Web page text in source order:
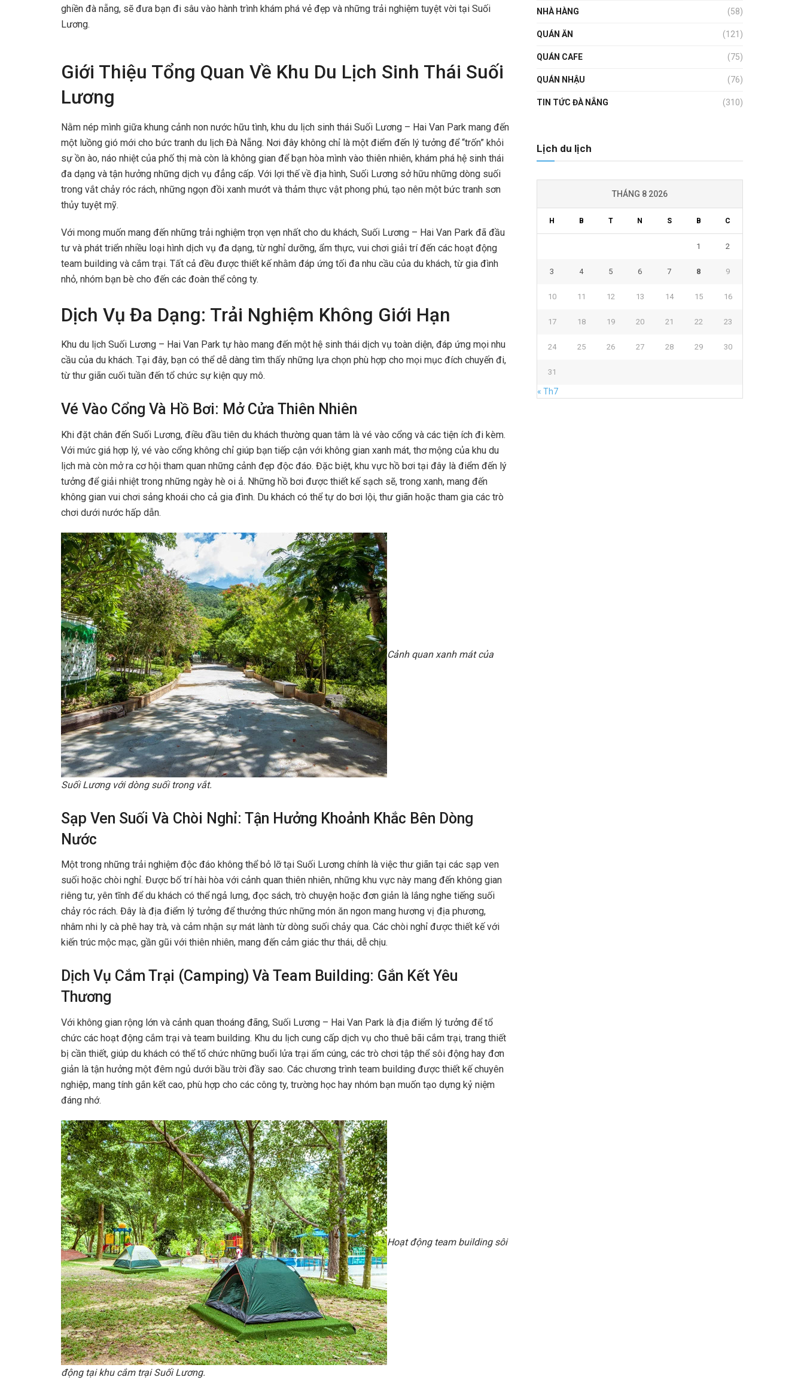
ghiền đà nẵng, sẽ đưa bạn đi sâu vào hành trình khám phá vẻ đẹp và những trải nghiệm tuyệt vời tại Suối
Lương.
Giới Thiệu Tổng Quan Về Khu Du Lịch Sinh Thái Suối
Lương
Nằm nép mình giữa khung cảnh non nước hữu tình, khu du lịch sinh thái Suối Lương – Hai Van Park mang đến
một luồng gió mới cho bức tranh du lịch Đà Nẵng. Nơi đây không chỉ là một điểm đến lý tưởng để “trốn” khỏi
sự ồn ào, náo nhiệt của phố thị mà còn là không gian để bạn hòa mình vào thiên nhiên, khám phá hệ sinh thái
đa dạng và tận hưởng những dịch vụ đẳng cấp. Với lợi thế về địa hình, Suối Lương sở hữu những dòng suối
trong vắt chảy róc rách, những ngọn đồi xanh mướt và thảm thực vật phong phú, tạo nên một bức tranh sơn
thủy tuyệt mỹ.
Với mong muốn mang đến những trải nghiệm trọn vẹn nhất cho du khách, Suối Lương – Hai Van Park đã đầu
tư và phát triển nhiều loại hình dịch vụ đa dạng, từ nghỉ dưỡng, ẩm thực, vui chơi giải trí đến các hoạt động
team building và cắm trại. Tất cả đều được thiết kế nhằm đáp ứng tối đa nhu cầu của du khách, từ gia đình
nhỏ, nhóm bạn bè cho đến các đoàn thể công ty.
Dịch Vụ Đa Dạng: Trải Nghiệm Không Giới Hạn
Khu du lịch Suối Lương – Hai Van Park tự hào mang đến một hệ sinh thái dịch vụ toàn diện, đáp ứng mọi nhu
cầu của du khách. Tại đây, bạn có thể dễ dàng tìm thấy những lựa chọn phù hợp cho mọi mục đích chuyến đi,
từ thư giãn cuối tuần đến tổ chức sự kiện quy mô.
Vé Vào Cổng Và Hồ Bơi: Mở Cửa Thiên Nhiên
Khi đặt chân đến Suối Lương, điều đầu tiên du khách thường quan tâm là vé vào cổng và các tiện ích đi kèm.
Với mức giá hợp lý, vé vào cổng không chỉ giúp bạn tiếp cận với không gian xanh mát, thơ mộng của khu du
lịch mà còn mở ra cơ hội tham quan những cảnh đẹp độc đáo. Đặc biệt, khu vực hồ bơi tại đây là điểm đến lý
tưởng để giải nhiệt trong những ngày hè oi ả. Những hồ bơi được thiết kế sạch sẽ, trong xanh, mang đến
không gian vui chơi sảng khoái cho cả gia đình. Du khách có thể tự do bơi lội, thư giãn hoặc tham gia các trò
chơi dưới nước hấp dẫn.
Cảnh quan xanh mát của
Suối Lương với dòng suối trong vắt.
Sạp Ven Suối Và Chòi Nghỉ: Tận Hưởng Khoảnh Khắc Bên Dòng
Nước
Một trong những trải nghiệm độc đáo không thể bỏ lỡ tại Suối Lương chính là việc thư giãn tại các sạp ven
suối hoặc chòi nghỉ. Được bố trí hài hòa với cảnh quan thiên nhiên, những khu vực này mang đến không gian
riêng tư, yên tĩnh để du khách có thể ngả lưng, đọc sách, trò chuyện hoặc đơn giản là lắng nghe tiếng suối
chảy róc rách. Đây là địa điểm lý tưởng để thưởng thức những món ăn ngon mang hương vị địa phương,
nhâm nhi ly cà phê hay trà, và cảm nhận sự mát lành từ dòng suối chảy qua. Các chòi nghỉ được thiết kế với
kiến trúc mộc mạc, gần gũi với thiên nhiên, mang đến cảm giác thư thái, dễ chịu.
Dịch Vụ Cắm Trại (Camping) Và Team Building: Gắn Kết Yêu
Thương
Với không gian rộng lớn và cảnh quan thoáng đãng, Suối Lương – Hai Van Park là địa điểm lý tưởng để tổ
chức các hoạt động cắm trại và team building. Khu du lịch cung cấp dịch vụ cho thuê bãi cắm trại, trang thiết
bị cần thiết, giúp du khách có thể tổ chức những buổi lửa trại ấm cúng, các trò chơi tập thể sôi động hay đơn
giản là tận hưởng một đêm ngủ dưới bầu trời đầy sao. Các chương trình team building được thiết kế chuyên
nghiệp, mang tính gắn kết cao, phù hợp cho các công ty, trường học hay nhóm bạn muốn tạo dựng kỷ niệm
đáng nhớ.
Hoạt động team building sôi
động tại khu cắm trại Suối Lương.
NHÀ HÀNG (58)
QUÁN ĂN (121)
QUÁN CAFE (75)
QUÁN NHẬU (76)
TIN TỨC ĐÀ NẴNG (310)
Lịch du lịch
THÁNG 8 2026
H B T N S B C
1 2
3 4 5 6 7 8 9
10 11 12 13 14 15 16
17 18 19 20 21 22 23
24 25 26 27 28 29 30
31
« Th7